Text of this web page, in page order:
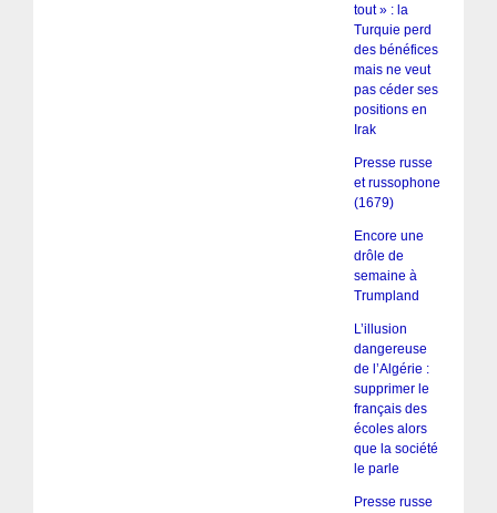
tout » : la
Turquie perd
des bénéfices
mais ne veut
pas céder ses
positions en
Irak
Presse russe
et russophone
(1679)
Encore une
drôle de
semaine à
Trumpland
L’illusion
dangereuse
de l’Algérie :
supprimer le
français des
écoles alors
que la société
le parle
Presse russe